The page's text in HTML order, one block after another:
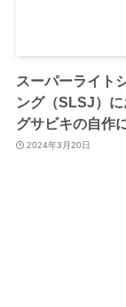
スーパーライト
ング（SLSJ）
グサビキの自作
2024年3月20日